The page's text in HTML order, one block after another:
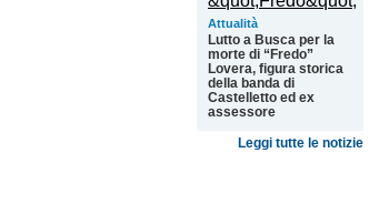
Attualità
Lutto a Busca per la
morte di “Fredo”
Lovera, figura storica
della banda di
Castelletto ed ex
assessore
Leggi tutte le notizie